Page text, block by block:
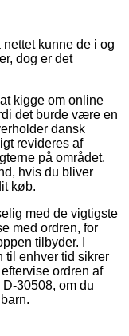
kunne de i og
dog er det
kigge om online
det burde være en
dansk
revideres af
på området.
hvis du bliver
køb.
med de vigtigste
med ordren, for
tilbyder. I
til enhver tid sikrer
ordren af
30508, om du